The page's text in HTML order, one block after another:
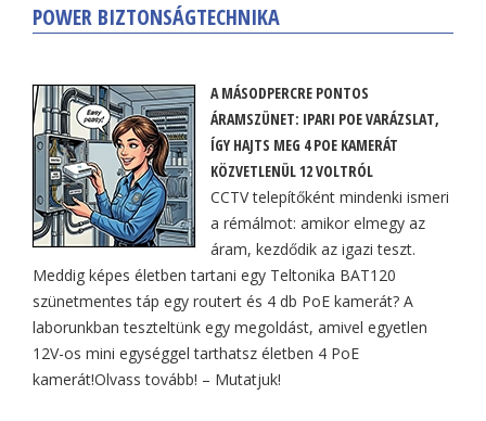
POWER BIZTONSÁGTECHNIKA
A MÁSODPERCRE PONTOS
ÁRAMSZÜNET: IPARI POE VARÁZSLAT,
ÍGY HAJTS MEG 4 POE KAMERÁT
KÖZVETLENÜL 12 VOLTRÓL
CCTV telepítőként mindenki ismeri
a rémálmot: amikor elmegy az
áram, kezdődik az igazi teszt.
Meddig képes életben tartani egy Teltonika BAT120
szünetmentes táp egy routert és 4 db PoE kamerát? A
laborunkban teszteltünk egy megoldást, amivel egyetlen
12V-os mini egységgel tarthatsz életben 4 PoE
kamerát!Olvass tovább! – Mutatjuk!